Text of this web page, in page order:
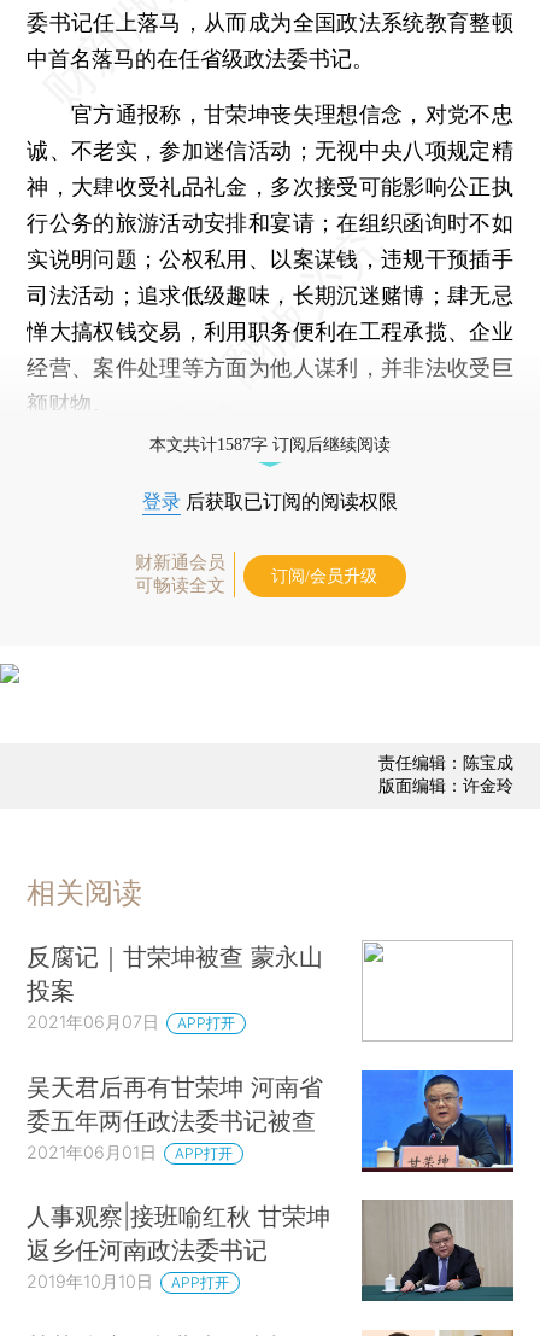
委书记任上落马，从而成为全国政法系统教育整顿
中首名落马的在任省级政法委书记。
官方通报称，甘荣坤丧失理想信念，对党不忠
诚、不老实，参加迷信活动；无视中央八项规定精
神，大肆收受礼品礼金，多次接受可能影响公正执
行公务的旅游活动安排和宴请；在组织函询时不如
实说明问题；公权私用、以案谋钱，违规干预插手
司法活动；追求低级趣味，长期沉迷赌博；肆无忌
惮大搞权钱交易，利用职务便利在工程承揽、企业
经营、案件处理等方面为他人谋利，并非法收受巨
额财物。
本文共计1587字 订阅后继续阅读
登录 后获取已订阅的阅读权限
财新通会员
可畅读全文
订阅/会员升级
责任编辑：陈宝成
版面编辑：许金玲
相关阅读
反腐记｜甘荣坤被查 蒙永山
投案
2021年06月07日 APP打开
吴天君后再有甘荣坤 河南省
委五年两任政法委书记被查
2021年06月01日 APP打开
人事观察|接班喻红秋 甘荣坤
返乡任河南政法委书记
2019年10月10日 APP打开